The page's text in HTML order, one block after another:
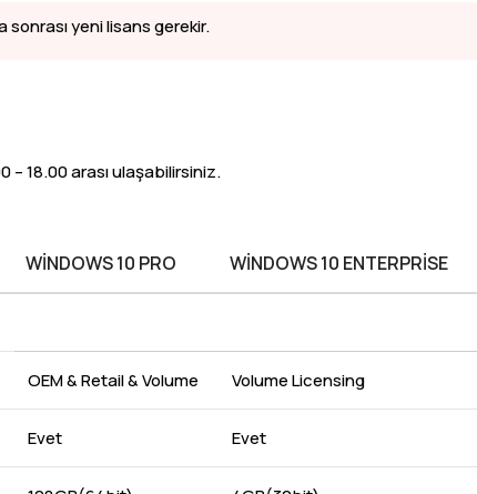
sonrası yeni lisans gerekir.
– 18.00 arası ulaşabilirsiniz.
WINDOWS 10 PRO WINDOWS 10 ENTERPRISE
OEM & Retail & Volume Volume Licensing
Evet Evet